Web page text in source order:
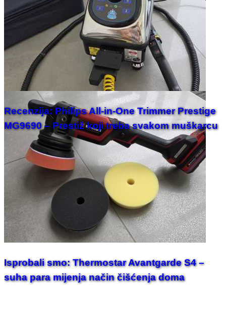
Recenzija: Philips All-in-One Trimmer Prestige
MG9690 – Prestiž koji treba svakom muškarcu
Isprobali smo: Thermostar Avantgarde S4 –
suha para mijenja način čišćenja doma